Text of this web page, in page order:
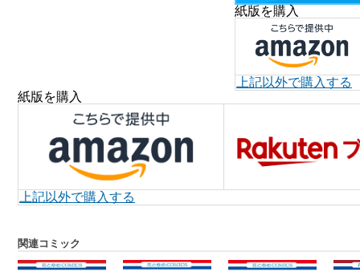
紙版を購入
上記以外で購入する
紙版を購入
上記以外で購入する
関連コミック